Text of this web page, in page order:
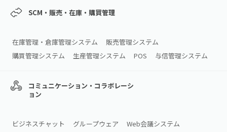
SCM・販売・在庫・購買管理
在庫管理・倉庫管理システム
販売管理システム
購買管理システム
生産管理システム POS 与信管理システム
コミュニケーション・コラボレーシ
ョン
ビジネスチャット グループウェア
Web会議システム